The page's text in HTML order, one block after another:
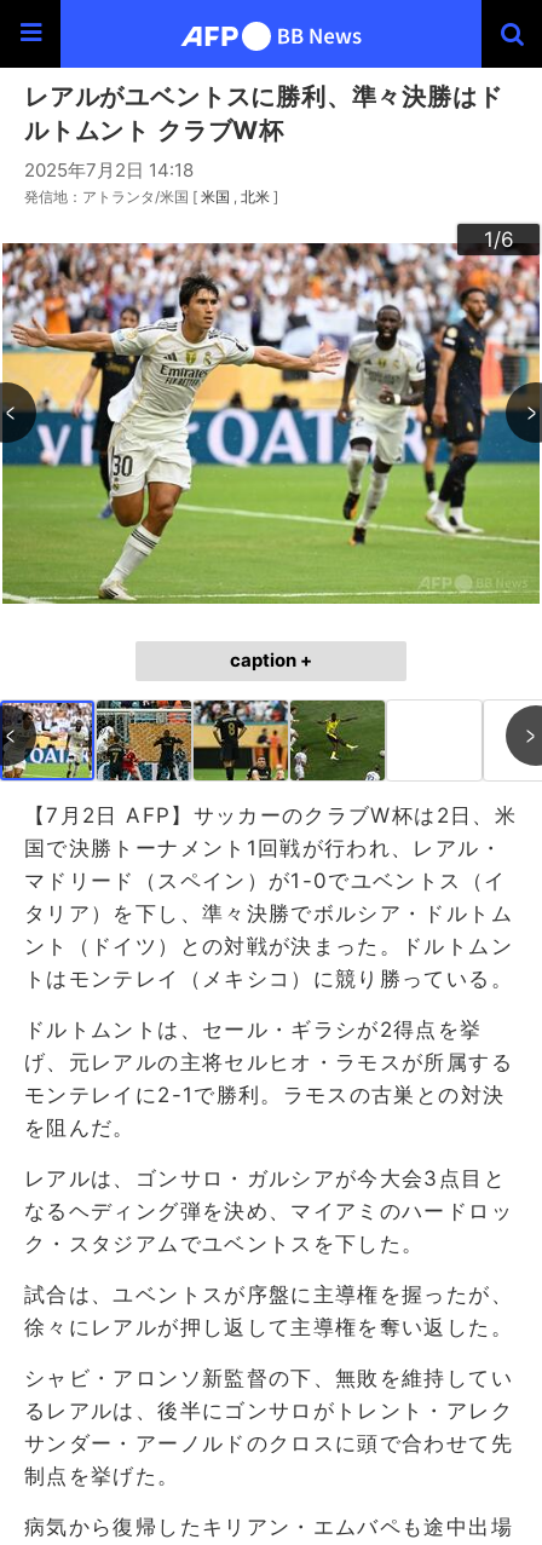
レアルがユベントスに勝利、準々決勝はド
ルトムント クラブW杯
2025年7月2日 14:18
発信地：アトランタ/米国 [ 米国 北米 ]
1/6
2/6
3/6
4/6
5/6
6/6
caption +
【7月2日 AFP】サッカーのクラブW杯は2日、米
国で決勝トーナメント1回戦が行われ、レアル・
マドリード（スペイン）が1-0でユベントス（イ
タリア）を下し、準々決勝でボルシア・ドルトム
ント（ドイツ）との対戦が決まった。ドルトムン
トはモンテレイ（メキシコ）に競り勝っている。
ドルトムントは、セール・ギラシが2得点を挙
げ、元レアルの主将セルヒオ・ラモスが所属する
モンテレイに2-1で勝利。ラモスの古巣との対決
を阻んだ。
レアルは、ゴンサロ・ガルシアが今大会3点目と
なるヘディング弾を決め、マイアミのハードロッ
ク・スタジアムでユベントスを下した。
試合は、ユベントスが序盤に主導権を握ったが、
徐々にレアルが押し返して主導権を奪い返した。
シャビ・アロンソ新監督の下、無敗を維持してい
るレアルは、後半にゴンサロがトレント・アレク
サンダー・アーノルドのクロスに頭で合わせて先
制点を挙げた。
病気から復帰したキリアン・エムバペも途中出場